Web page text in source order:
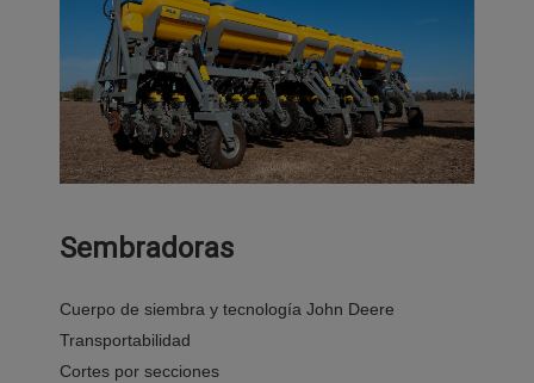
Sembradoras​
Cuerpo de siembra​ y tecnología John Deere​
Transportabilidad​
Cortes por secciones​